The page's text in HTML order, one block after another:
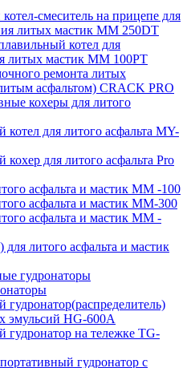
смеситель на прицепе для
литых мастик MM 250DT
котел для
литых мастик MM 100PT
ремонта литых
асфальтом) CRACK PRO
кохеры для литого
котел для литого асфальта MY-
для литого асфальта Pro
асфальта и мастик MM -100
асфальта и мастик MM-300
асфальта и мастик MM -
для литого асфальта и мастик
гудронаторы
гудронатор(распределитель)
эмульсий HG-600A
гудронатор на тележке TG-
гудронатор с